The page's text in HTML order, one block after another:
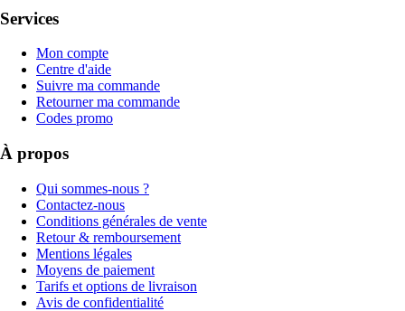
Services
Mon compte
Centre d'aide
Suivre ma commande
Retourner ma commande
Codes promo
À propos
Qui sommes-nous ?
Contactez-nous
Conditions générales de vente
Retour & remboursement
Mentions légales
Moyens de paiement
Tarifs et options de livraison
Avis de confidentialité